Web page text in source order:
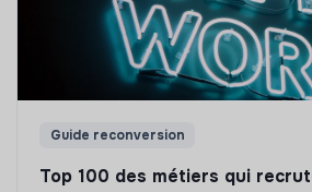
Guide reconversion
Top 100 des métiers qui